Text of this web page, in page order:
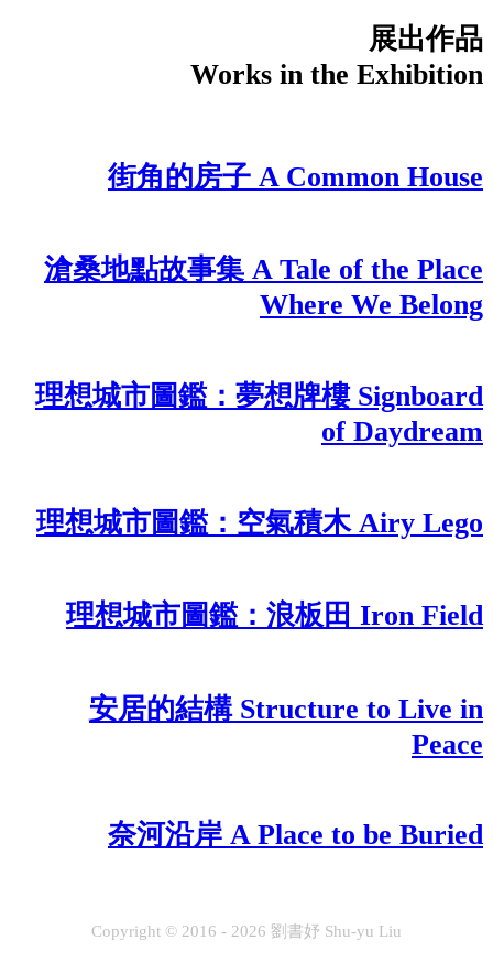
展出作品
Works in the Exhibition
街角的房子 A Common House
滄桑地點故事集 A Tale of the Place
Where We Belong
理想城市圖鑑：夢想牌樓 Signboard
of Daydream
理想城市圖鑑：空氣積木 Airy Lego
理想城市圖鑑：浪板田 Iron Field
安居的結構 Structure to Live in
Peace
奈河沿岸 A Place to be Buried
Copyright © 2016 - 2026 劉書妤 Shu-yu Liu